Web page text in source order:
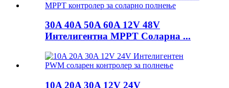
30A 40A 50A 60A 12V 48V
Интелигентна MPPT Соларна ...
10A 20A 30A 12V 24V